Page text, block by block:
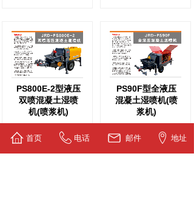
PS800E-2型液压
双喷混凝土湿喷
机(喷浆机)
PS90F型全液压
混凝土湿喷机(喷
浆机)
首页 电话 邮件 地址